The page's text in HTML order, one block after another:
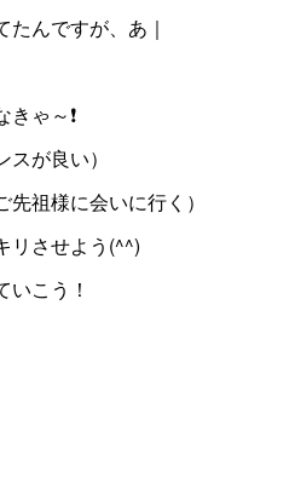
んですが、あ｜
ゃ～❗
が良い）
祖様に会いに行く）
リさせよう(^^)
こう！